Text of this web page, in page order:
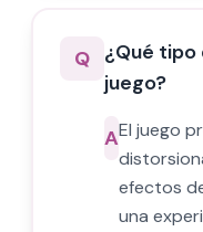
Q ¿Qué tipo
juego?
AEl juego
efectos
una